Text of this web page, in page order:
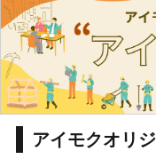
アイモクオリ